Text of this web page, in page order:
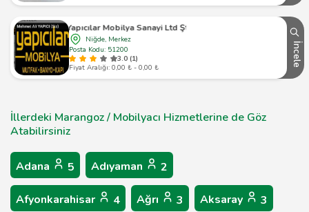
Yapıcılar Mobilya Sanayi Ltd Şti
Niğde, Merkez
Posta Kodu: 51200
3.0 (1)
Fiyat Aralığı: 0,00 ₺ - 0,00 ₺
İncele
İllerdeki Marangoz / Mobilyacı Hizmetlerine de Göz
Atabilirsiniz
Adana 5 Adıyaman 2
Afyonkarahisar 4 Ağrı 3 Aksaray 3